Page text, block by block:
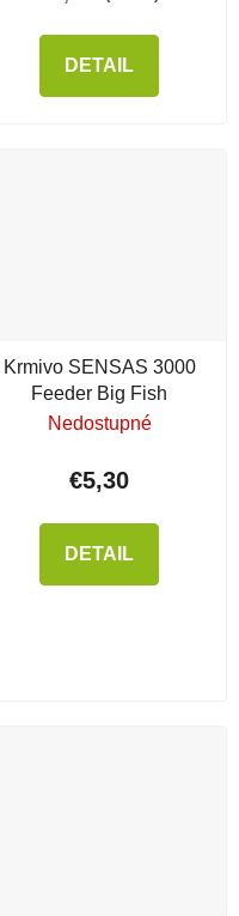
DETAIL
Krmivo SENSAS 3000
Feeder Big Fish
Nedostupné
€5,30
DETAIL